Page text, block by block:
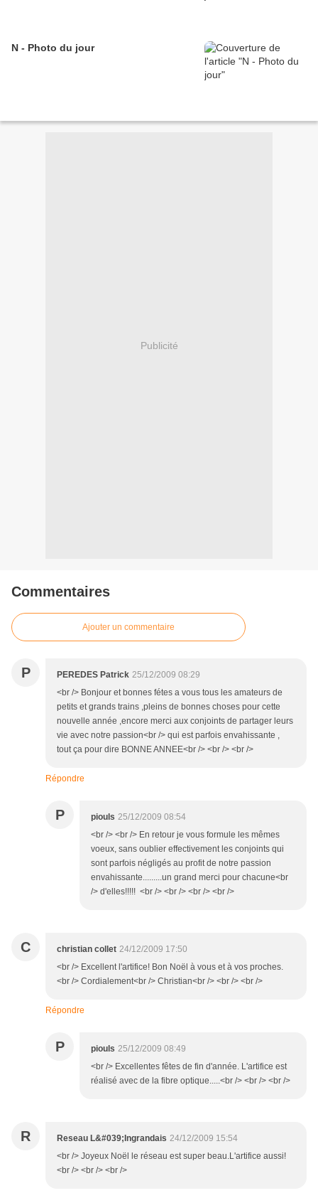
N - Photo du jour
Publicité
Commentaires
Ajouter un commentaire
P PEREDES Patrick 25/12/2009 08:29
<br /> Bonjour et bonnes fétes a vous tous les amateurs de
petits et grands trains ,pleins de bonnes choses pour cette
nouvelle année ,encore merci aux conjoints de partager leurs
vie avec notre passion<br /> qui est parfois envahissante ,
tout ça pour dire BONNE ANNEE<br /> <br /> <br />
Répondre
P piouls 25/12/2009 08:54
<br /> <br /> En retour je vous formule les mêmes
voeux, sans oublier effectivement les conjoints qui
sont parfois négligés au profit de notre passion
envahissante.........un grand merci pour chacune<br
/> d'elles!!!!! <br /> <br /> <br /> <br />
C christian collet 24/12/2009 17:50
<br /> Excellent l'artifice! Bon Noël à vous et à vos proches.
<br /> Cordialement<br /> Christian<br /> <br /> <br />
Répondre
P piouls 25/12/2009 08:49
<br /> Excellentes fêtes de fin d'année. L'artifice est
réalisé avec de la fibre optique.....<br /> <br /> <br />
R Reseau L&#039;Ingrandais 24/12/2009 15:54
<br /> Joyeux Noël le réseau est super beau.L'artifice aussi!
<br /> <br /> <br />